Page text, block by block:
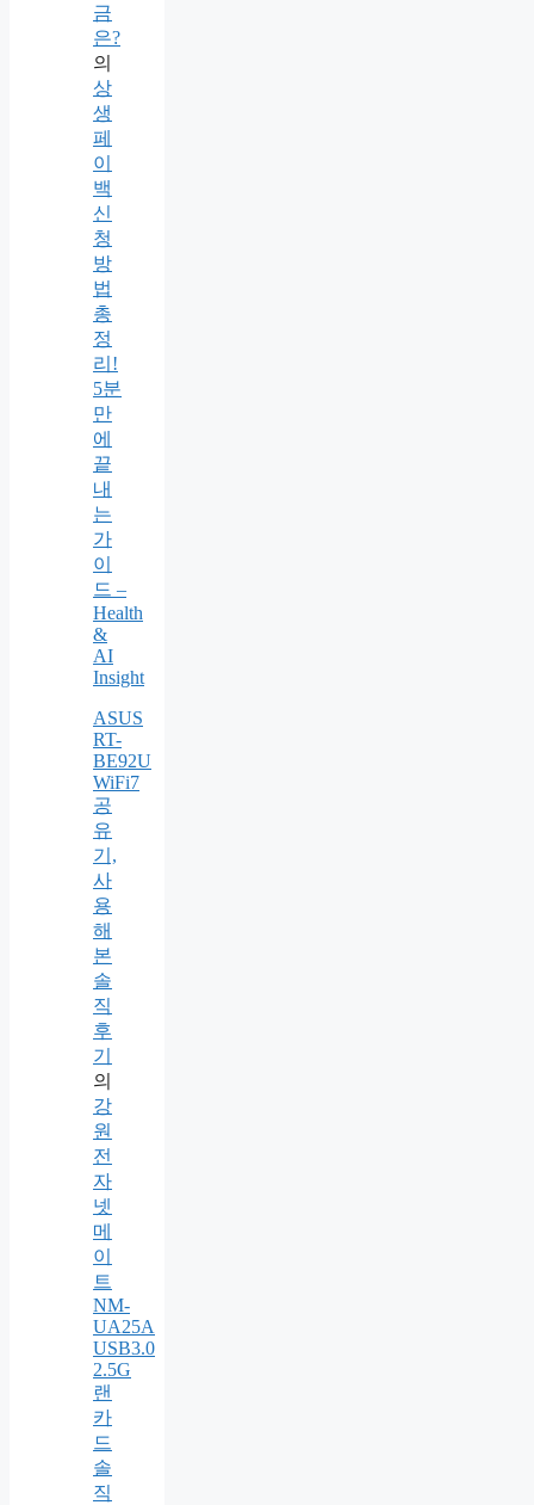
금
은?
의
상
생
페
이
백
신
청
방
법
총
정
리!
5분
만
에
끝
내
는
가
이
드 –
Health
&
AI
Insight
ASUS
RT-
BE92U
WiFi7
공
유
기,
사
용
해
본
솔
직
후
기
의
강
원
전
자
넷
메
이
트
NM-
UA25A
USB3.0
2.5G
랜
카
드
솔
직